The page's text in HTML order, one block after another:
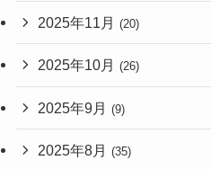
2025年11月 (20)
2025年10月 (26)
2025年9月 (9)
2025年8月 (35)